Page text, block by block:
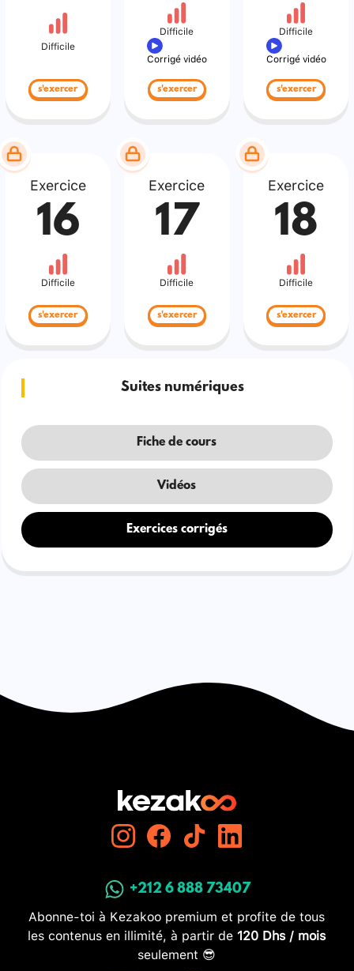
Difficile
s'exercer
Difficile
Corrigé vidéo
s'exercer
Difficile
Corrigé vidéo
s'exercer
Exercice
16
Difficile
s'exercer
Exercice
17
Difficile
s'exercer
Exercice
18
Difficile
s'exercer
Suites numériques
Fiche de cours
Vidéos
Exercices corrigés
+212 6 888 73407
Abonne-toi à Kezakoo premium et profite de tous
les contenus en illimité, à partir de 120 Dhs / mois
seulement 😎